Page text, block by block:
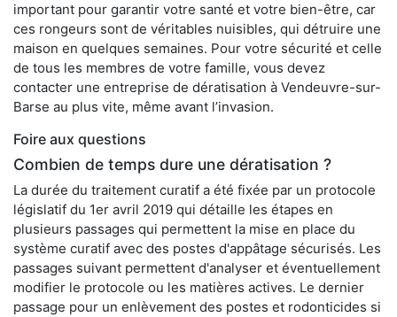
important pour garantir votre santé et votre bien-être, car
ces rongeurs sont de véritables nuisibles, qui détruire une
maison en quelques semaines. Pour votre sécurité et celle
de tous les membres de votre famille, vous devez
contacter une entreprise de dératisation à Vendeuvre-sur-
Barse au plus vite, même avant l’invasion.
Foire aux questions
Combien de temps dure une dératisation ?
La durée du traitement curatif a été fixée par un protocole
législatif du 1er avril 2019 qui détaille les étapes en
plusieurs passages qui permettent la mise en place du
système curatif avec des postes d'appâtage sécurisés. Les
passages suivant permettent d'analyser et éventuellement
modifier le protocole ou les matières actives. Le dernier
passage pour un enlèvement des postes et rodonticides si